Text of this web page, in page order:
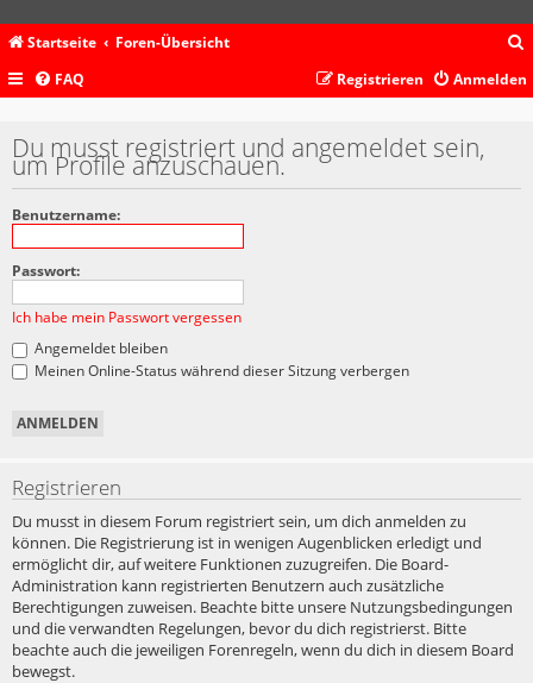
Startseite Foren-Übersicht
c
FAQ Anmelden
Registrieren
Du musst registriert und angemeldet sein,
um Profile anzuschauen.
Benutzername:
Passwort:
Ich habe mein Passwort vergessen
Angemeldet bleiben
Meinen Online-Status während dieser Sitzung verbergen
Registrieren
Du musst in diesem Forum registriert sein, um dich anmelden zu
können. Die Registrierung ist in wenigen Augenblicken erledigt und
ermöglicht dir, auf weitere Funktionen zuzugreifen. Die Board-
Administration kann registrierten Benutzern auch zusätzliche
Berechtigungen zuweisen. Beachte bitte unsere Nutzungsbedingungen
und die verwandten Regelungen, bevor du dich registrierst. Bitte
beachte auch die jeweiligen Forenregeln, wenn du dich in diesem Board
bewegst.